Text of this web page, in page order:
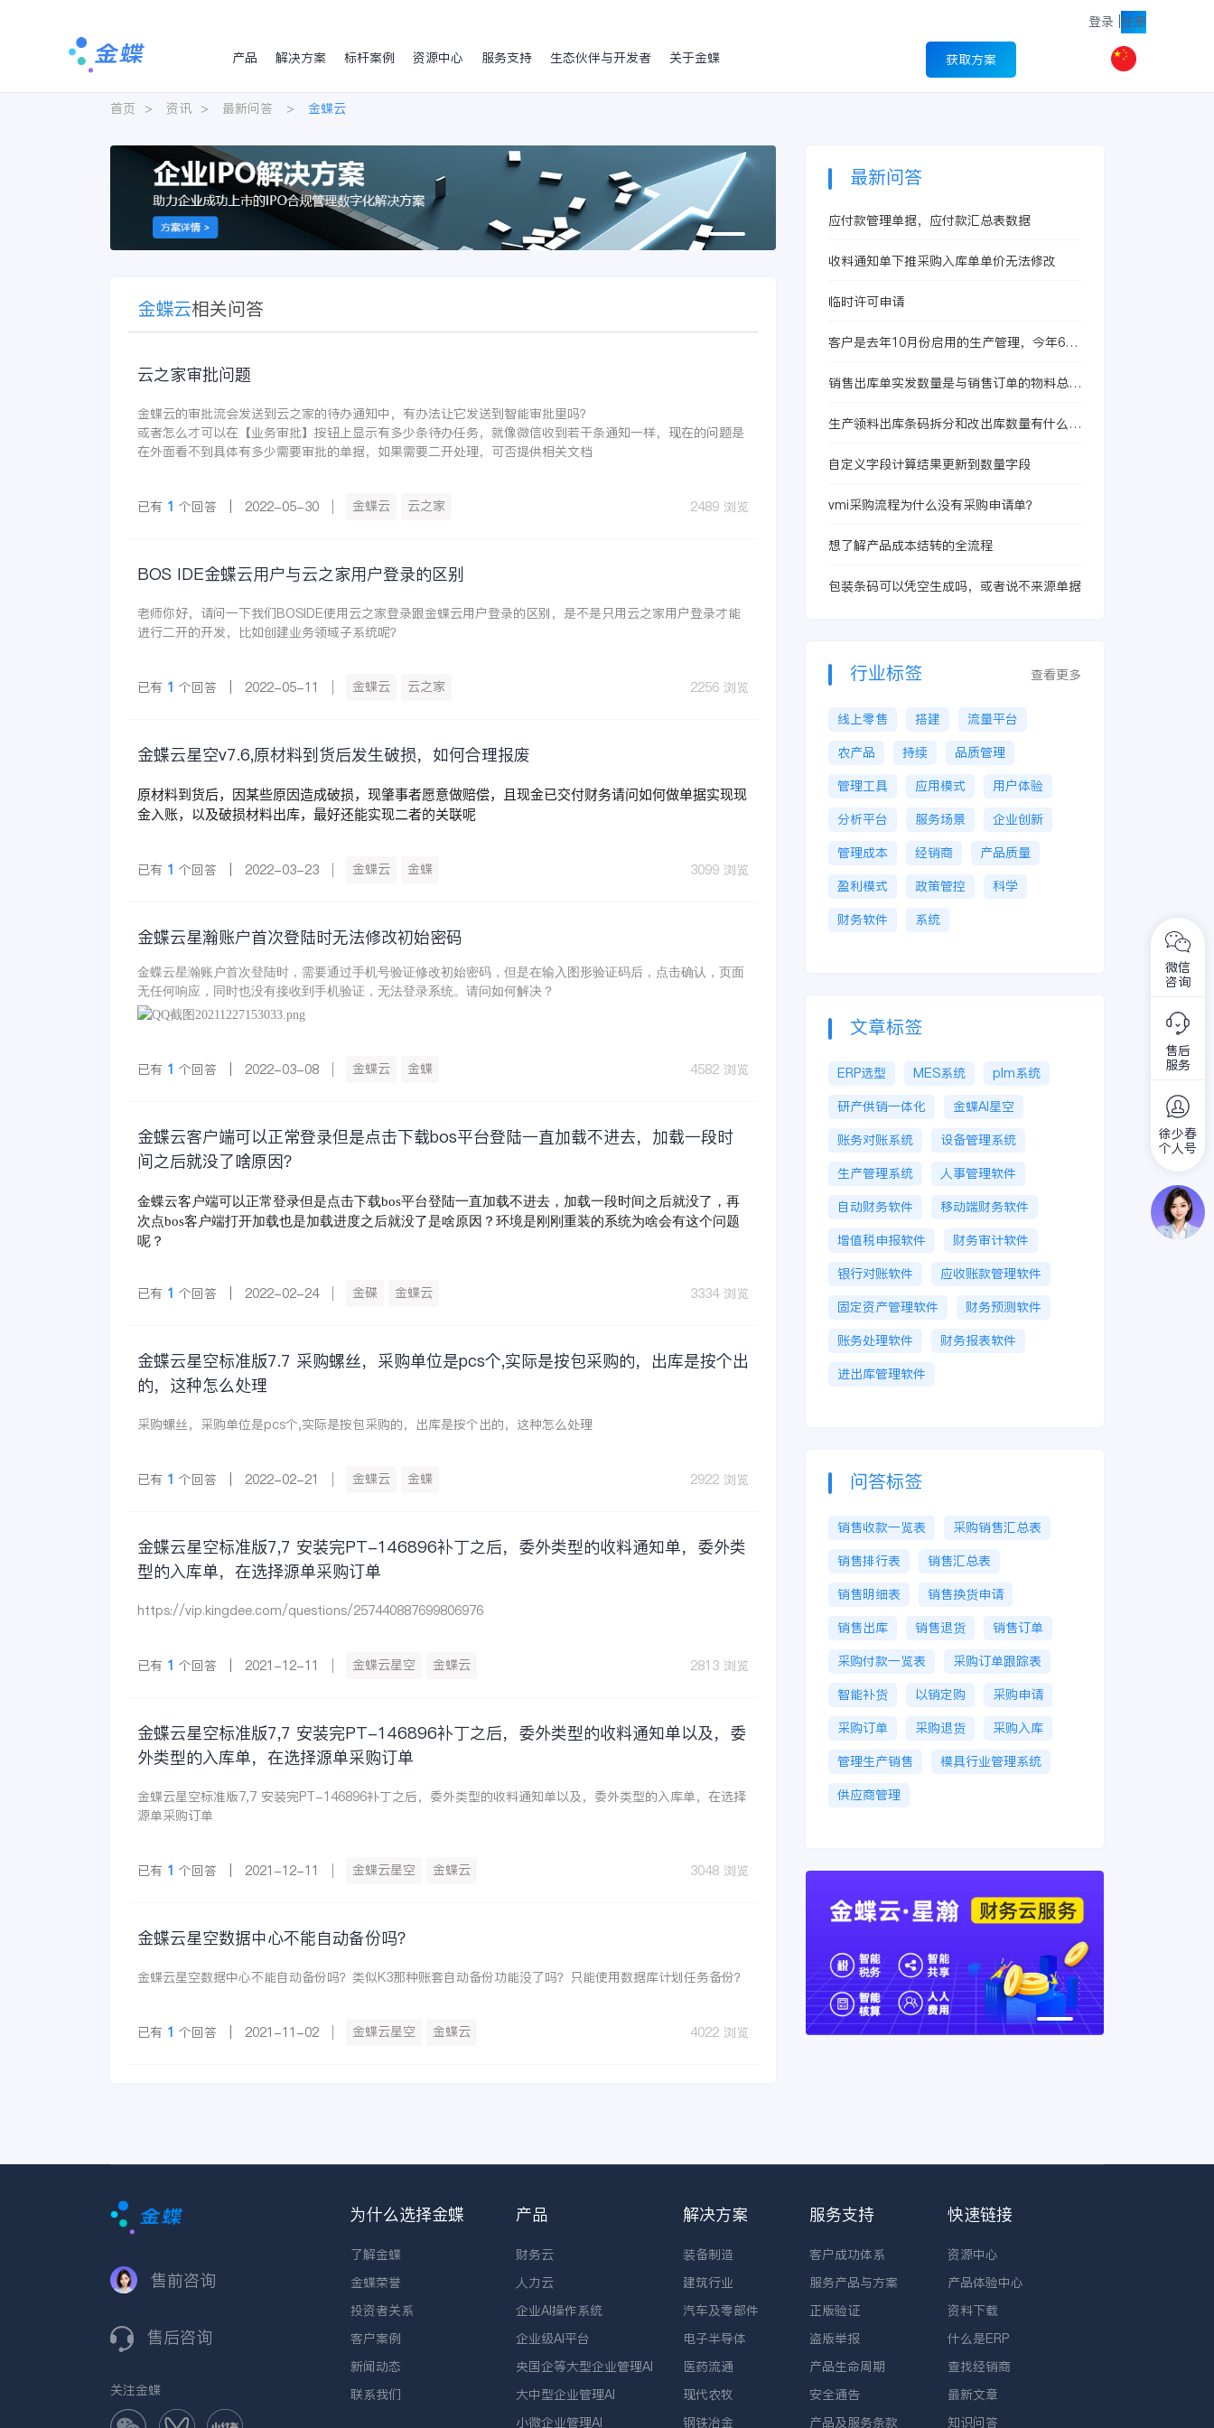
登录 注册
产品
解决方案 标杆案例 资源中心 服务支持 生态伙伴与开发者 关于金蝶 获取方案
首页 > 资讯 > 最新问答 > 金蝶云
金蝶云相关问答
云之家审批问题
金蝶云的审批流会发送到云之家的待办通知中，有办法让它发送到智能审批里吗？
或者怎么才可以在【业务审批】按钮上显示有多少条待办任务，就像微信收到若干条通知一样，现在的问题是
在外面看不到具体有多少需要审批的单据，如果需要二开处理，可否提供相关文档
已有 1 个回答 | 2022-05-30 金蝶云 云之家 2489 浏览
BOS IDE金蝶云用户与云之家用户登录的区别
老师你好，请问一下我们BOSIDE使用云之家登录跟金蝶云用户登录的区别，是不是只用云之家用户登录才能
进行二开的开发，比如创建业务领域子系统呢？
已有 1 个回答 | 2022-05-11 金蝶云 云之家 2256 浏览
金蝶云星空v7.6,原材料到货后发生破损，如何合理报废
原材料到货后，因某些原因造成破损，现肇事者愿意做赔偿，且现金已交付财务请问如何做单据实现现
金入账，以及破损材料出库，最好还能实现二者的关联呢
已有 1 个回答 | 2022-03-23 金蝶云 金蝶 3099 浏览
金蝶云星瀚账户首次登陆时无法修改初始密码
金蝶云星瀚账户首次登陆时，需要通过手机号验证修改初始密码，但是在输入图形验证码后，点击确认，页面
无任何响应，同时也没有接收到手机验证，无法登录系统。请问如何解决？
已有 1 个回答 | 2022-03-08 金蝶云 金蝶 4582 浏览
金蝶云客户端可以正常登录但是点击下载bos平台登陆一直加载不进去，加载一段时
间之后就没了啥原因？
金蝶云客户端可以正常登录但是点击下载bos平台登陆一直加载不进去，加载一段时间之后就没了，再
次点bos客户端打开加载也是加载进度之后就没了是啥原因？环境是刚刚重装的系统为啥会有这个问题
呢？
已有 1 个回答 | 2022-02-24 金碟 金蝶云 3334 浏览
金蝶云星空标准版7.7 采购螺丝，采购单位是pcs个,实际是按包采购的，出库是按个出
的，这种怎么处理
采购螺丝，采购单位是pcs个,实际是按包采购的，出库是按个出的，这种怎么处理
已有 1 个回答 | 2022-02-21 金蝶云 金蝶 2922 浏览
金蝶云星空标准版7,7 安装完PT-146896补丁之后，委外类型的收料通知单，委外类
型的入库单，在选择源单采购订单
https://vip.kingdee.com/questions/257440887699806976
已有 1 个回答 | 2021-12-11 金蝶云星空 金蝶云 2813 浏览
金蝶云星空标准版7,7 安装完PT-146896补丁之后，委外类型的收料通知单以及，委
外类型的入库单，在选择源单采购订单
金蝶云星空标准版7,7 安装完PT-146896补丁之后，委外类型的收料通知单以及，委外类型的入库单，在选择
源单采购订单
已有 1 个回答 | 2021-12-11 金蝶云星空 金蝶云 3048 浏览
金蝶云星空数据中心不能自动备份吗？
金蝶云星空数据中心不能自动备份吗？类似K3那种账套自动备份功能没了吗？只能使用数据库计划任务备份？
已有 1 个回答 | 2021-11-02 金蝶云星空 金蝶云 4022 浏览
最新问答
应付款管理单据，应付款汇总表数据
收料通知单下推采购入库单单价无法修改
临时许可申请
客户是去年10月份启用的生产管理，今年6月
销售出库单实发数量是与销售订单的物料总数
生产领料出库条码拆分和改出库数量有什么本
自定义字段计算结果更新到数量字段
vmi采购流程为什么没有采购申请单？
想了解产品成本结转的全流程
包装条码可以凭空生成吗，或者说不来源单据
行业标签 查看更多
线上零售 搭建
流量平台
农产品
持续
品质管理
管理工具
应用模式
用户体验
分析平台
服务场景
企业创新
管理成本
经销商
产品质量
盈利模式
政策管控
科学
财务软件
系统
文章标签
ERP选型 MES系统
plm系统
研产供销一体化
金蝶AI星空
账务对账系统
设备管理系统
生产管理系统
人事管理软件
自动财务软件
移动端财务软件
增值税申报软件
财务审计软件
银行对账软件
应收账款管理软件
固定资产管理软件
财务预测软件
账务处理软件
财务报表软件
进出库管理软件
问答标签
销售收款一览表
采购销售汇总表
销售排行表
销售汇总表
销售明细表
销售换货申请
销售出库
销售退货
销售订单
采购付款一览表
采购订单跟踪表
智能补货
以销定购
采购申请
采购订单
采购退货
采购入库
管理生产销售
模具行业管理系统
供应商管理
售前咨询
售后咨询
关注金蝶
为什么选择金蝶
了解金蝶
金蝶荣誉
投资者关系
客户案例
新闻动态
联系我们
产品
财务云
人力云
企业AI操作系统
企业级AI平台
央国企等大型企业管理AI
大中型企业管理AI
小微企业管理AI
解决方案
装备制造
建筑行业
汽车及零部件
电子半导体
医药流通
现代农牧
钢铁冶金
服务支持
客户成功体系
服务产品与方案
正版验证
盗版举报
产品生命周期
安全通告
产品及服务条款
快速链接
资源中心
产品体验中心
资料下载
什么是ERP
查找经销商
最新文章
知识问答
微信
咨询
售后
服务
徐少春
个人号